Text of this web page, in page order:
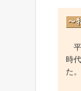
平
時
た。